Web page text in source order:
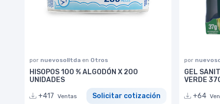
por nuevosolltda en Otros
HISOPOS 100 % ALGODÓN X 200
UNIDADES
+417 Ventas Solicitar cotización
por
GEL
VERDE
+64